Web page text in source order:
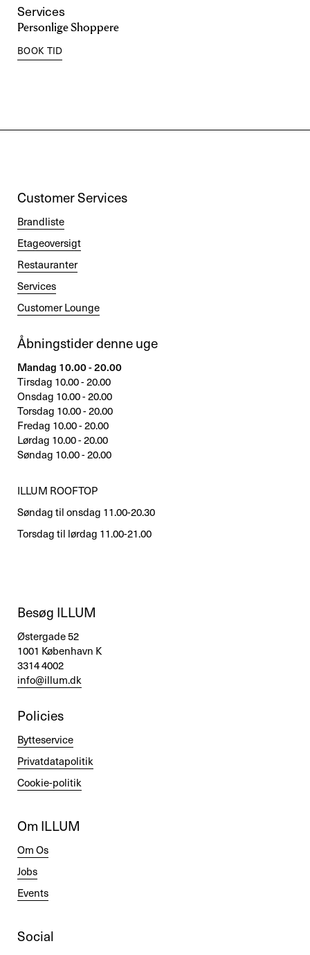
Services
Personlige Shoppere
BOOK TID
Customer Services
Brandliste
Etageoversigt
Restauranter
Services
Customer Lounge
Åbningstider denne uge
Mandag 10.00 - 20.00
Tirsdag 10.00 - 20.00
Onsdag 10.00 - 20.00
Torsdag 10.00 - 20.00
Fredag 10.00 - 20.00
Lørdag 10.00 - 20.00
Søndag 10.00 - 20.00
ILLUM ROOFTOP
Søndag til onsdag 11.00-20.30
Torsdag til lørdag 11.00-21.00
Besøg ILLUM
Østergade 52
1001 København K
3314 4002
info@illum.dk
Policies
Bytteservice
Privatdatapolitik
Cookie-politik
Om ILLUM
Om Os
Jobs
Events
Social